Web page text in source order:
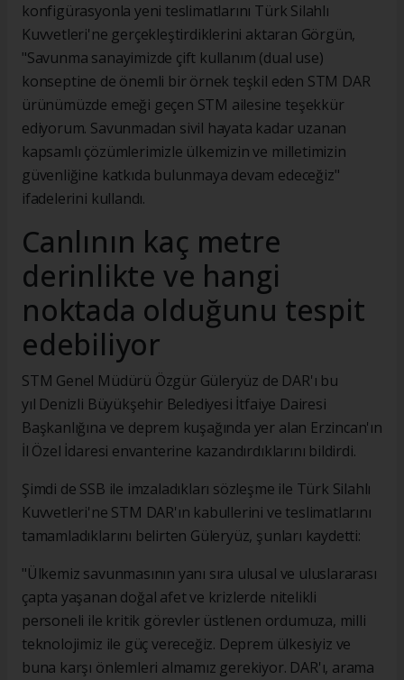
konfigürasyonla yeni teslimatlarını Türk Silahlı
Kuvvetleri'ne gerçekleştirdiklerini aktaran Görgün,
"Savunma sanayimizde çift kullanım (dual use)
konseptine de önemli bir örnek teşkil eden STM DAR
ürünümüzde emeği geçen STM ailesine teşekkür
ediyorum. Savunmadan sivil hayata kadar uzanan
kapsamlı çözümlerimizle ülkemizin ve milletimizin
güvenliğine katkıda bulunmaya devam edeceğiz"
ifadelerini kullandı.
Canlının kaç metre
derinlikte ve hangi
noktada olduğunu tespit
edebiliyor
STM Genel Müdürü Özgür Güleryüz de DAR'ı bu
yıl Denizli Büyükşehir Belediyesi İtfaiye Dairesi
Başkanlığına ve deprem kuşağında yer alan Erzincan'ın
İl Özel İdaresi envanterine kazandırdıklarını bildirdi.
Şimdi de SSB ile imzaladıkları sözleşme ile Türk Silahlı
Kuvvetleri'ne STM DAR'ın kabullerini ve teslimatlarını
tamamladıklarını belirten Güleryüz, şunları kaydetti:
"Ülkemiz savunmasının yanı sıra ulusal ve uluslararası
çapta yaşanan doğal afet ve krizlerde nitelikli
personeli ile kritik görevler üstlenen ordumuza, milli
teknolojimiz ile güç vereceğiz. Deprem ülkesiyiz ve
buna karşı önlemleri almamız gerekiyor. DAR'ı, arama